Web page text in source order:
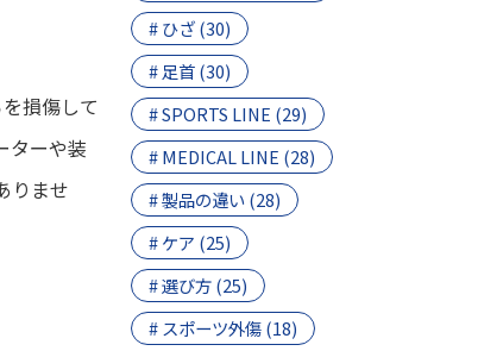
損傷して
ターや装
りませ
# ひざ (30)
# 足首 (30)
# SPORTS LINE (29)
# MEDICAL LINE (28)
# 製品の違い (28)
# ケア (25)
# 選び方 (25)
# スポーツ外傷 (18)